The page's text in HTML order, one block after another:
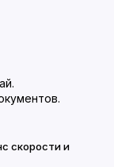
скорости и